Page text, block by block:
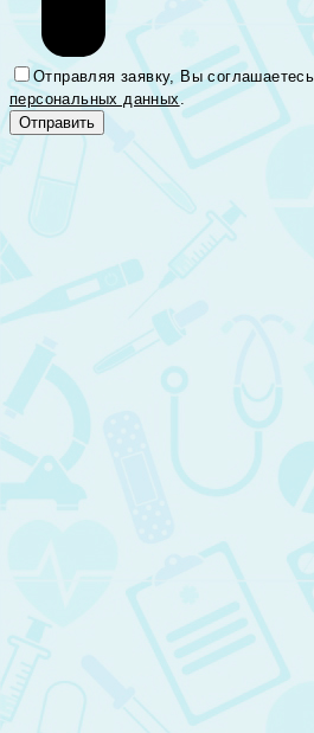
Отправляя заявку, Вы
персональных данных.